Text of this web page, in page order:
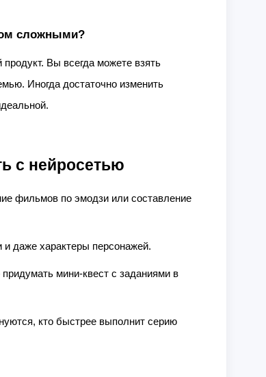
сложными?
Вы всегда можете взять
Иногда достаточно изменить
с нейросетью
фильмов по эмодзи или составление
даже характеры персонажей.
мини-квест с заданиями в
кто быстрее выполнит серию